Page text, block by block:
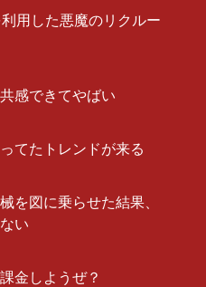
用した悪魔のリクルー
感できてやばい
てたトレンドが来る
を図に乗らせた結果、
い
金しようぜ？